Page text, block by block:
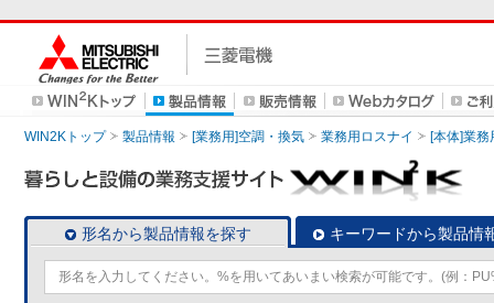
WIN2Kトップ 製品情報 [業務用]空調・換気 業務用ロスナイ [本体]業務
形名から製品情報を探す キーワードから製品情